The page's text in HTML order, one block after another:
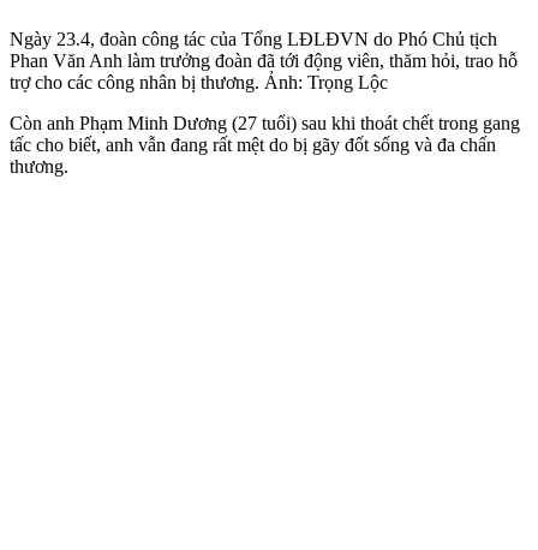
Ngày 23.4, đoàn công tác của Tổng LĐLĐVN do Phó Chủ tịch
Phan Văn Anh làm trưởng đoàn đã tới động viên, thăm hỏi, trao hỗ
trợ cho các công nhân bị thương. Ảnh: Trọng Lộc
Còn anh Phạm Minh Dương (27 tuổi) sau khi thoát chết trong gang
tấc cho biết, anh vẫn đang rất mệt do bị gãy đốt sống và đa chấn
thương.